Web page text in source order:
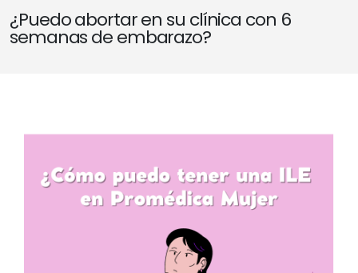
¿Puedo abortar en su clínica con 6
semanas de embarazo?